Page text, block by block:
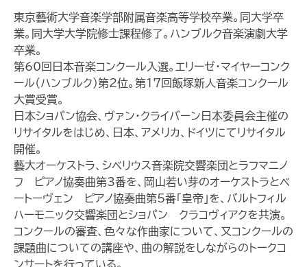
東京藝術大学音楽学部附属音楽高等学校卒業。同大学卒
業。同大学大学院修士課程修了。ハンブルク音楽演劇大学
卒業。
第60回日本音楽コンクール入選。エリーゼ・マイヤーコンク
ール（ハンブルク）第2位。第17回飯塚新人音楽コンクール
大賞受賞。
日本ショパン協会、ヴァン・クライバーン日本委員会主催の
リサイタルをはじめ、日本、アメリカ、ドイツにてリサイタル
開催。
藝大オーケストラ、シベリウス音楽院交響楽団とラフマニノ
フ ピアノ協奏曲第3番を、岡山若い芽のオーケストラとベ
ートーヴェン ピアノ協奏曲第5番「皇帝」を、バルトフィル
ハーモニック交響楽団とショパン クラコヴィアクを共演。
コンクールの審査、色々な作曲家について、又コンクールの
課題曲についての講座や、曲の解説をしながらのトークコ
ンサートを行っている。